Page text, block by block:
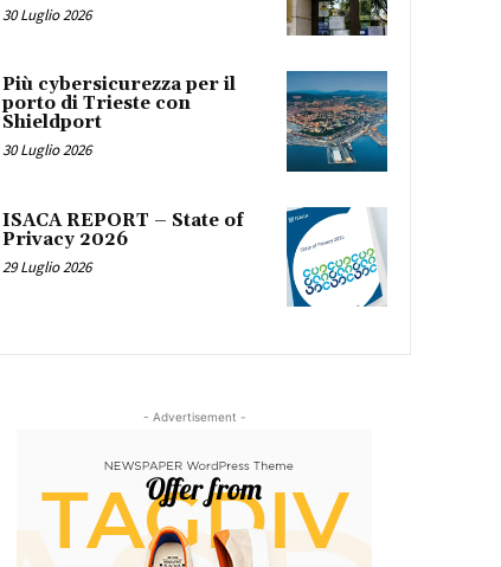
30 Luglio 2026
Più cybersicurezza per il
porto di Trieste con
Shieldport
30 Luglio 2026
ISACA REPORT – State of
Privacy 2026
29 Luglio 2026
- Advertisement -